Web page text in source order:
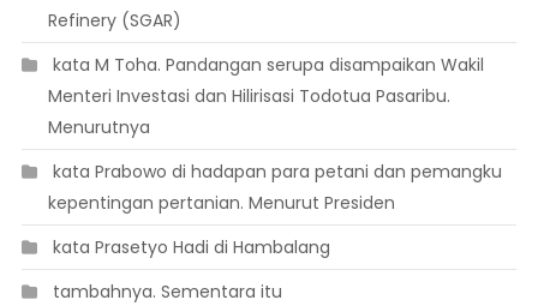
Refinery (SGAR)
 kata M Toha. Pandangan serupa disampaikan Wakil
Menteri Investasi dan Hilirisasi Todotua Pasaribu.
Menurutnya
 kata Prabowo di hadapan para petani dan pemangku
kepentingan pertanian. Menurut Presiden
 kata Prasetyo Hadi di Hambalang
 tambahnya. Sementara itu